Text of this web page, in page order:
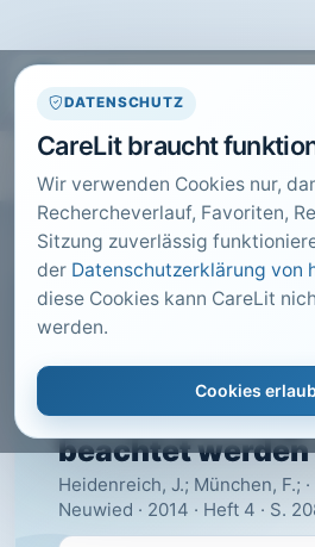
DATENSCHUTZ
CareLit braucht
Wir verwenden Cookies nur,
Rechercheverlauf, Favoriten,
Sitzung zuverlässig
der Datenschutzerklärung von
diese Cookies kann CareLit
werden.
Cookies
CARELIT FACHARTIKEL
Willkommen
Was beim
ländischer
beachtet
Heidenreich, J.; München, F.;
Neuwied · 2014 · Heft 4 · S.